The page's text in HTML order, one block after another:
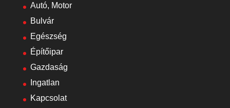
Autó, Motor
Bulvár
Egészség
Építőipar
Gazdaság
Ingatlan
Kapcsolat